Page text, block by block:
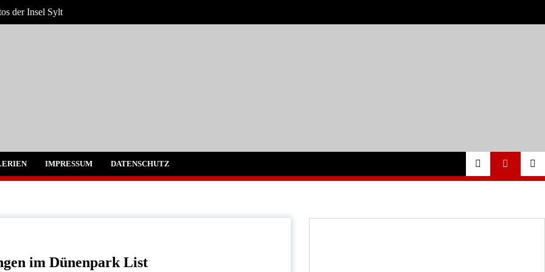
der Insel Sylt
und Westerland
IMPRESSUM DATENSCHUTZ
im Dünenpark List